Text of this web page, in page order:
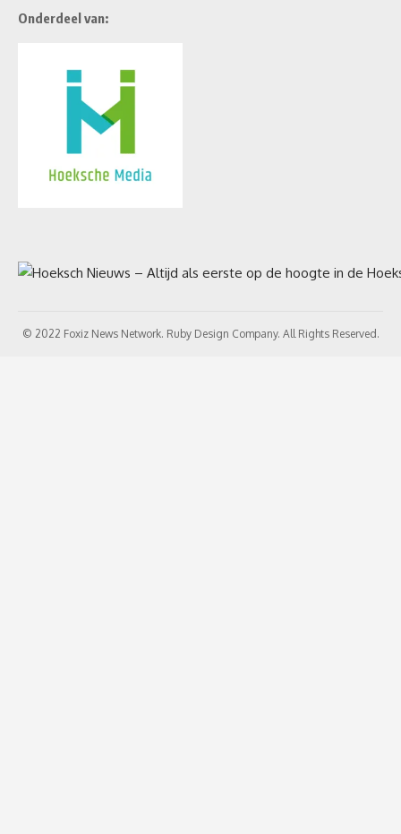
Onderdeel van:
© 2022 Foxiz News Network. Ruby Design Company. All Rights Reserved.